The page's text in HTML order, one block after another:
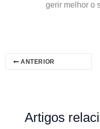
gerir melhor o
ANTERIOR
Artigos